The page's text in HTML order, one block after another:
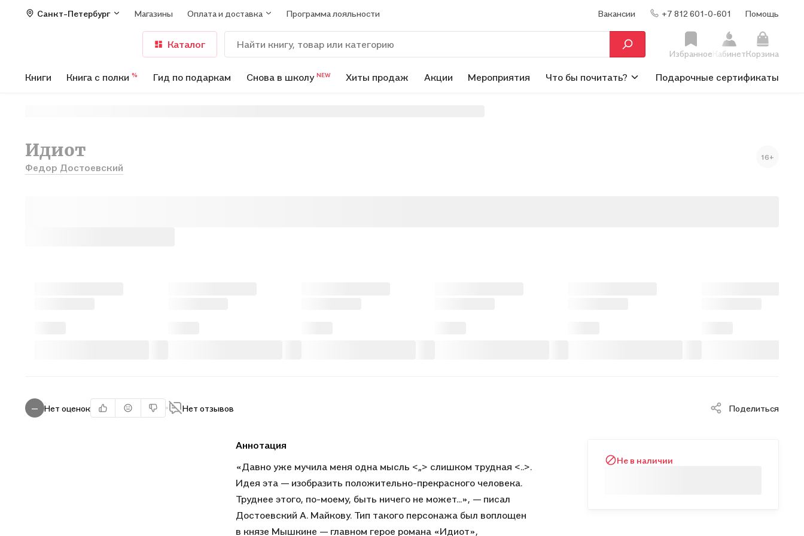
Санкт-Петербург Магазины Оплата и доставка Программа лояльности Вакансии +7 812 601-0-601 Помощь
Каталог
Избранное КабинетКорзина
Книги Книга с полки % Гид по подаркам Снова в школу NEW Хиты продаж Акции Мероприятия Что бы почитать? Подарочные сертификаты
Идиот
Федор Достоевский
16+
— Нет оценок Нет отзывов Поделиться
Аннотация
«Давно уже мучила меня одна мысль <„> слишком трудная <..>.
Идея эта — изобразить положительно-прекрасного человека.
Труднее этого, по-моему, быть ничего не может...», — писал
Достоевский А. Майкову. Тип такого персонажа был воплощен
в князе Мышкине — главном герое романа «Идиот»,
Не в наличии